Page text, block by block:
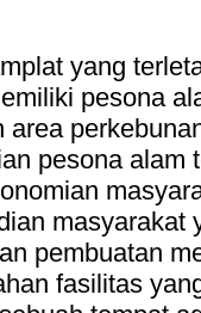
yang
pesona
area
pesona alam
masyarakat
pembuatan
fasilitas